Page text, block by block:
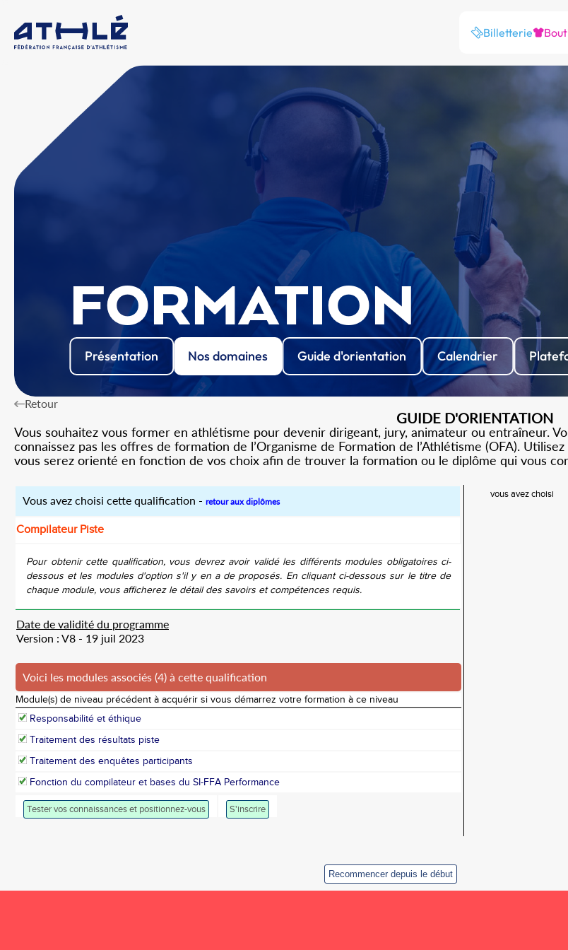
Billetterie
FORMATION
Présentation Nos domaines Guide d'orientation Calendrier
Retour
GUIDE D'ORIENTATION
Vous souhaitez vous former en athlétisme pour devenir dirigeant, jury, animateur ou entraîneur.
connaissez pas les offres de formation de l’Organisme de Formation de l’Athlétisme (OFA).
vous serez orienté en fonction de vos choix afin de trouver la formation ou le diplôme qui vous
Vous avez choisi cette qualification - retour aux diplômes
Compilateur Piste
Pour obtenir cette qualification, vous devrez avoir validé les différents modules obligatoires ci-
dessous et les modules d'option s'il y en a de proposés. En cliquant ci-dessous sur le titre de
chaque module, vous afficherez le détail des savoirs et compétences requis.
Date de validité du programme
Version : V8 - 19 juil 2023
Voici les modules associés (4) à cette qualification
Module(s) de niveau précédent à acquérir si vous démarrez votre formation à ce niveau
Responsabilité et éthique
Traitement des résultats piste
Traitement des enquêtes participants
Fonction du compilateur et bases du SI-FFA Performance
Tester vos connaissances et positionnez-vous S'inscrire
vous avez choisi